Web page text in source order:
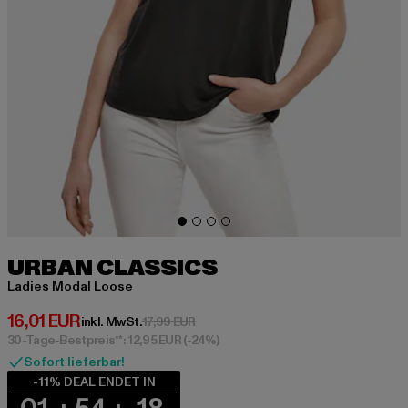
URBAN CLASSICS
Ladies Modal Loose
16,01 EUR
Derzeitiger Preis: 16,01 EUR
inkl. MwSt.17,99 EURAktionspreis: 17,99 EUR
30-Tage-Bestpreis**: 12,95 EUR(-24%)
Sofort lieferbar!
-11% DEAL ENDET IN